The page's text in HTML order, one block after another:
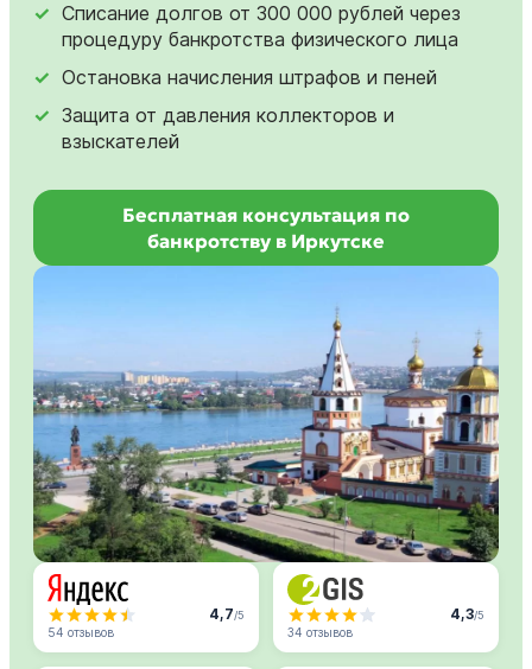
Списание долгов от 300 000 рублей через
процедуру банкротства физического лица
Остановка начисления штрафов и пеней
Защита от давления коллекторов и
взыскателей
Бесплатная консультация по
банкротству в Иркутске
4,7/5
54 отзывов
4,3/5
34 отзывов